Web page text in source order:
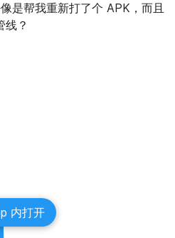
是帮我重新打了个 APK，而且
线？
分享内打开